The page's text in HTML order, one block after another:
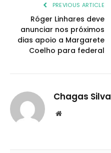
PREVIOUS ARTICLE
Róger Linhares deve
anunciar nos próximos
dias apoio a Margarete
Coelho para federal
Chagas Silva
Website